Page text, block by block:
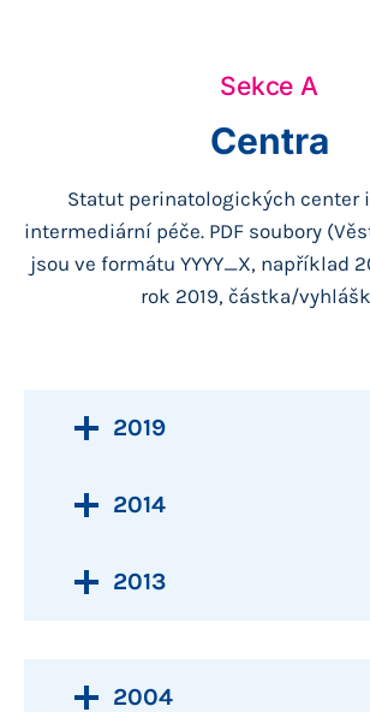
Sekce A
Centra
Statut perinatologických center
intermediární péče. PDF soubory
jsou ve formátu YYYY_X, například
rok 2019, částka/
2019
2014
2013
2004